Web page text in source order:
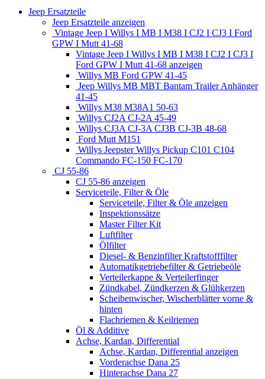
Jeep Ersatzteile
Jeep Ersatzteile anzeigen
Vintage Jeep I Willys I MB I M38 I CJ2 I CJ3 I Ford
GPW I Mutt 41-68
Vintage Jeep I Willys I MB I M38 I CJ2 I CJ3 I
Ford GPW I Mutt 41-68 anzeigen
Willys MB Ford GPW 41-45
Jeep Willys MB MBT Bantam Trailer Anhänger
41-45
Willys M38 M38A1 50-63
Willys CJ2A CJ-2A 45-49
Willys CJ3A CJ-3A CJ3B CJ-3B 48-68
Ford Mutt M151
Willys Jeepster Willys Pickup C101 C104
Commando FC-150 FC-170
CJ 55-86
CJ 55-86 anzeigen
Serviceteile, Filter & Öle
Serviceteile, Filter & Öle anzeigen
Inspektionssätze
Master Filter Kit
Luftfilter
Ölfilter
Diesel- & Benzinfilter Kraftstofffilter
Automatikgetriebefilter & Getriebeöle
Verteilerkappe & Verteilerfinger
Zündkabel, Zündkerzen & Glühkerzen
Scheibenwischer, Wischerblätter vorne &
hinten
Flachriemen & Keilriemen
Öl & Additive
Achse, Kardan, Differential
Achse, Kardan, Differential anzeigen
Vorderachse Dana 25
Hinterachse Dana 27